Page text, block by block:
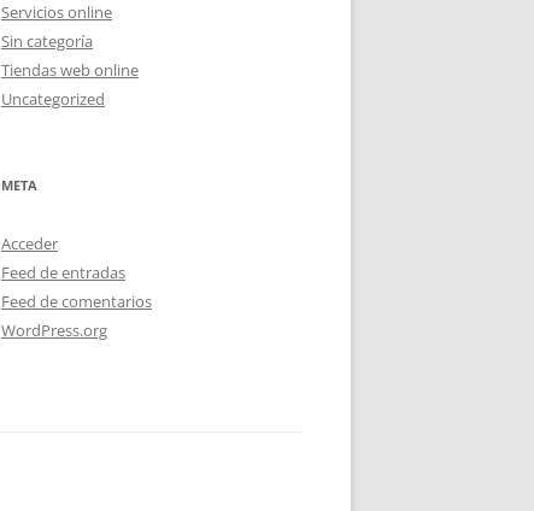
Servicios online
Sin categoría
Tiendas web online
Uncategorized
META
Acceder
Feed de entradas
Feed de comentarios
WordPress.org